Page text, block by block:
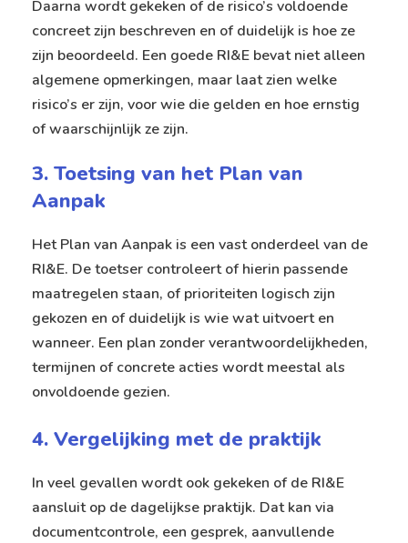
Daarna wordt gekeken of de risico’s voldoende
concreet zijn beschreven en of duidelijk is hoe ze
zijn beoordeeld. Een goede RI&E bevat niet alleen
algemene opmerkingen, maar laat zien welke
risico’s er zijn, voor wie die gelden en hoe ernstig
of waarschijnlijk ze zijn.
3. Toetsing van het Plan van
Aanpak
Het Plan van Aanpak is een vast onderdeel van de
RI&E. De toetser controleert of hierin passende
maatregelen staan, of prioriteiten logisch zijn
gekozen en of duidelijk is wie wat uitvoert en
wanneer. Een plan zonder verantwoordelijkheden,
termijnen of concrete acties wordt meestal als
onvoldoende gezien.
4. Vergelijking met de praktijk
In veel gevallen wordt ook gekeken of de RI&E
aansluit op de dagelijkse praktijk. Dat kan via
documentcontrole, een gesprek, aanvullende